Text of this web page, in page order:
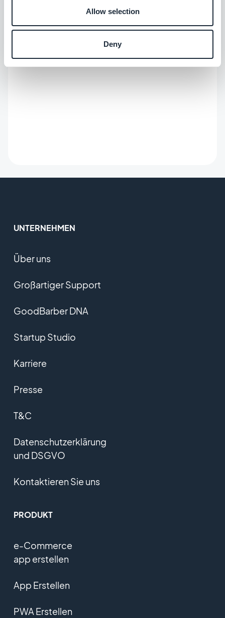
Allow selection
Deny
UNTERNEHMEN
Über uns
Großartiger Support
GoodBarber DNA
Startup Studio
Karriere
Presse
T&C
Datenschutzerklärung
und DSGVO
Kontaktieren Sie uns
PRODUKT
e-Commerce
app erstellen
App Erstellen
PWA Erstellen